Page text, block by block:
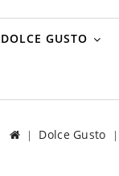
DOLCE GUSTO
Dolce Gusto